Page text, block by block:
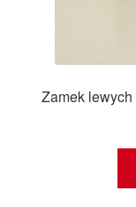
Zamek